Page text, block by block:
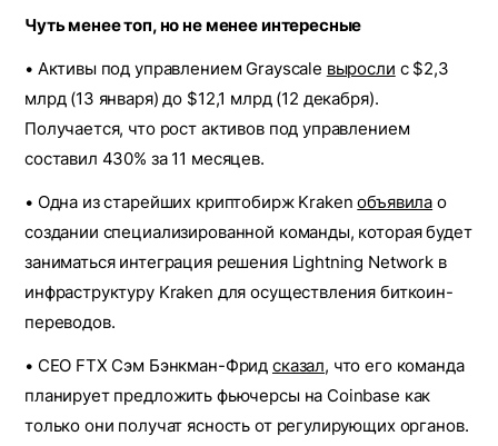
Чуть менее топ, но не менее интересные
• Активы под управлением Grayscale выросли с $2,3
млрд (13 января) до $12,1 млрд (12 декабря).
Получается, что рост активов под управлением
составил 430% за 11 месяцев.
• Одна из старейших криптобирж Krakenобъявила о
создании специализированной команды, которая будет
заниматься интеграция решения Lightning Network в
инфраструктуру Kraken для осуществления биткоин-
переводов.
• CEO FTX Сэм Бэнкман-Фрид сказал, что его команда
планирует предложить фьючерсы на Coinbase как
только они получат ясность от регулирующих органов.